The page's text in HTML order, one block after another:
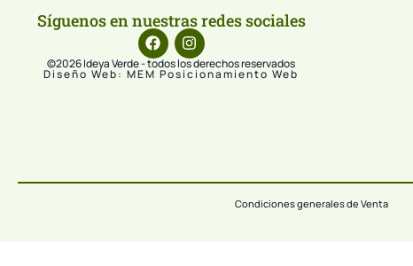
Síguenos en nuestras redes sociales
©2026 Ideya Verde - todos los derechos reservados
Diseño Web: MEM Posicionamiento Web
Condiciones generales de Venta